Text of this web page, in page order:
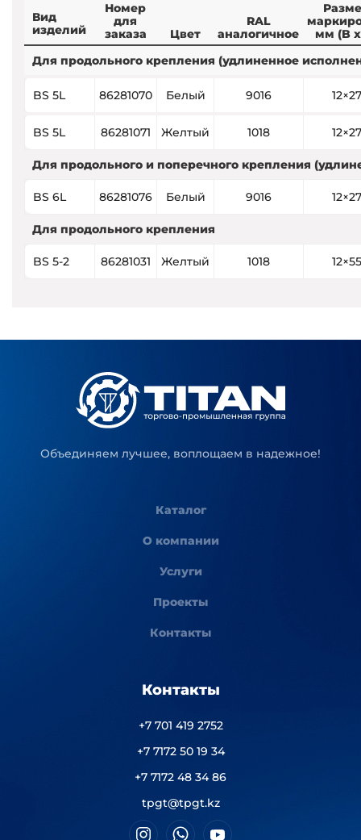
Вид
изделий
Номер
для
заказа
Цвет
RAL
аналогичное
мм (B
Для продольного крепления (удлиненное
BS 5L 86281070 Белый 9016 12×27
BS 5L 86281071 Желтый 1018 12×27
Для продольного и поперечного крепления
BS 6L 86281076 Белый 9016 12×27
Для продольного крепления
BS 5-2 86281031 Желтый 1018 12×55
Объединяем лучшее, воплощаем в надежное!
Каталог
О компании
Услуги
Проекты
Контакты
Контакты
+7 701 419 2752
+7 7172 50 19 34
+7 7172 48 34 86
tpgt@tpgt.kz